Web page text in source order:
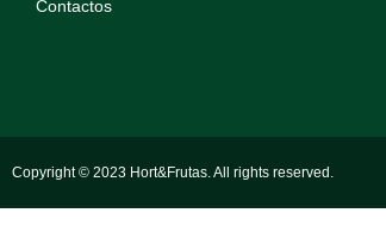
Contactos
Copyright © 2023 Hort&Frutas. All rights reserved.